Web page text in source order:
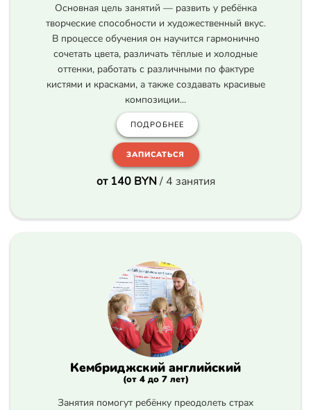
Основная цель занятий — развить у ребёнка
творческие способности и художественный вкус.
В процессе обучения он научится гармонично
сочетать цвета, различать тёплые и холодные
оттенки, работать с различными по фактуре
кистями и красками, а также создавать красивые
композиции...
ПОДРОБНЕЕ
ЗАПИСАТЬСЯ
от 140 BYN / 4 занятия
Кембриджский английский
(от 4 до 7 лет)
Занятия помогут ребёнку преодолеть страх